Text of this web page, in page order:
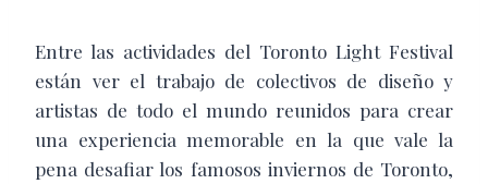
Entre las actividades del Toronto Light Festival
están ver el trabajo de colectivos de diseño y
artistas de todo el mundo reunidos para crear
una experiencia memorable en la que vale la
pena desafiar los famosos inviernos de Toronto,